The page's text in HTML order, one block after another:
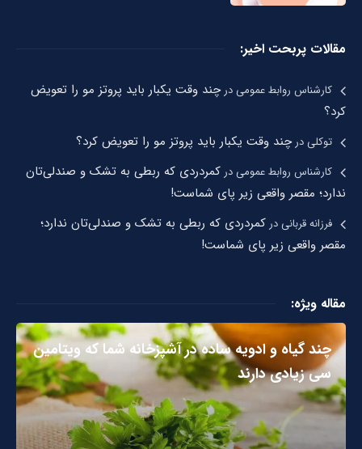
مقالات پربحت اخیر:
کارشناس روابط عمومیدرچند وقت یکبار باید پروتز مو را تعویض
کرد؟
توکلیدرچند وقت یکبار باید پروتز مو را تعویض کرد؟
کارشناس روابط عمومیدرکمردردی که ربطی به تشک و صندلی‌تان
ندارد؛ مقصر واقعی زیر پای شماست!
فرزانه قربانیدرکمردردی که ربطی به تشک و صندلی‌تان ندارد؛
مقصر واقعی زیر پای شماست!
مقاله ویژه:
چند گیاه و ادویه ساده در آشپزخانه شما که ویتامین
سی زیادی دارند